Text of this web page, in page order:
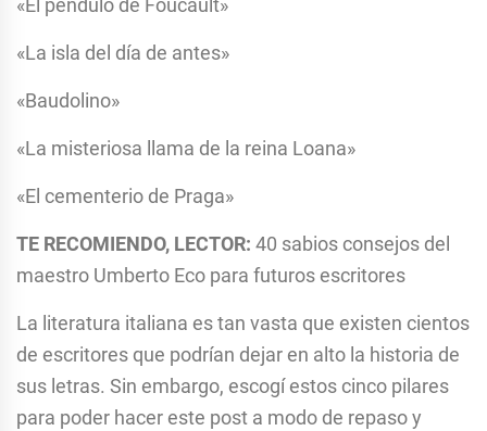
«El péndulo de Foucault»
«La isla del día de antes»
«Baudolino»
«La misteriosa llama de la reina Loana»
«El cementerio de Praga»
TE RECOMIENDO, LECTOR: 40 sabios consejos del
maestro Umberto Eco para futuros escritores
La literatura italiana es tan vasta que existen cientos
de escritores que podrían dejar en alto la historia de
sus letras. Sin embargo, escogí estos cinco pilares
para poder hacer este post a modo de repaso y